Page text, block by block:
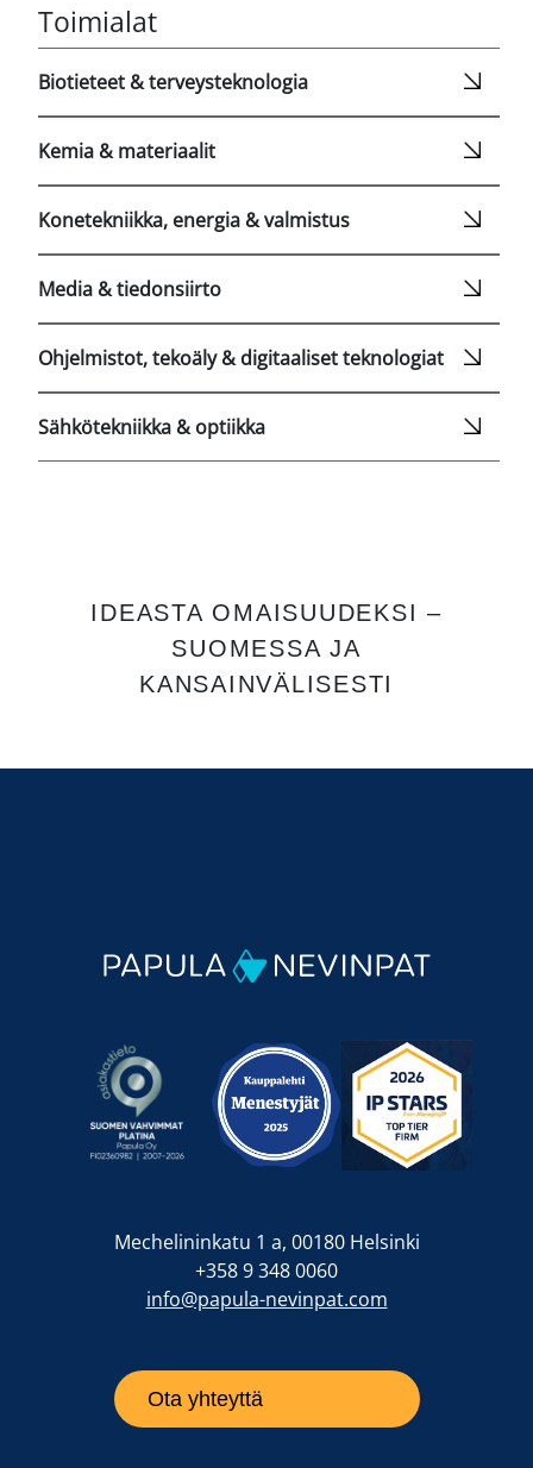
Toimialat
Biotieteet & terveysteknologia
Kemia & materiaalit
Konetekniikka, energia & valmistus
Media & tiedonsiirto
Ohjelmistot, tekoäly & digitaaliset teknologiat
Sähkötekniikka & optiikka
IDEASTA OMAISUUDEKSI –
SUOMESSA JA
KANSAINVÄLISESTI
Mechelininkatu 1 a, 00180 Helsinki
+358 9 348 0060
info@papula-nevinpat.com
Ota yhteyttä